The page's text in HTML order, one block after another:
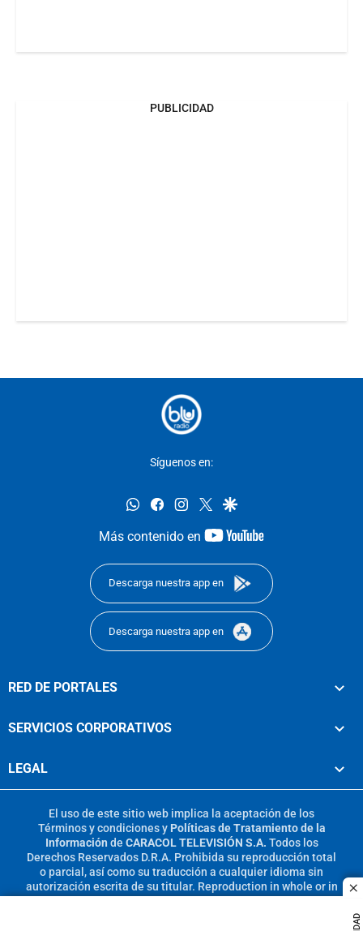
PUBLICIDAD
Síguenos en:
whatsappfacebookinstagram
twittergoogle
Más contenido en
youtube-
Descarga nuestra app en
Descarga nuestra app en
RED DE PORTALES
SERVICIOS CORPORATIVOS
LEGAL
El uso de este sitio web implica la aceptación de los
Términos y condicionesy Políticas de Tratamiento de la
Información de CARACOL TELEVISIÓN S.A. Todos los
Derechos Reservados D.R.A. Prohibida su reproducción total
o parcial, así como su traducción a cualquier idioma sin
autorización escrita de su titular. Reproduction in whole or in